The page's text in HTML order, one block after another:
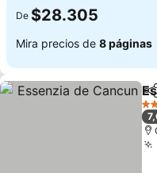
De $28.305
Mira precios de 8 páginas
3